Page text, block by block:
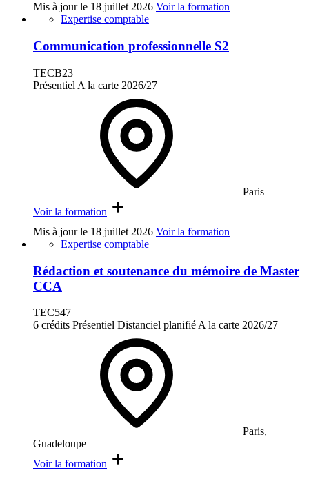
Mis à jour le 18 juillet 2026 Voir la formation
Expertise comptable
Communication professionnelle S2
TECB23
Présentiel A la carte 2026/27
Paris
Voir la formation
Mis à jour le 18 juillet 2026 Voir la formation
Expertise comptable
Rédaction et soutenance du mémoire de Master
CCA
TEC547
6 crédits Présentiel Distanciel planifié A la carte 2026/27
Paris,
Guadeloupe
Voir la formation